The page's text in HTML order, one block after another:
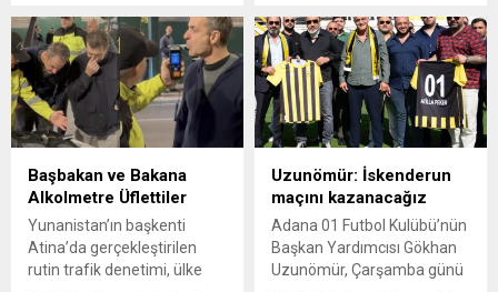
Zeki Kıvanç, Meclis Divanı
Başkan Yardımcısı İsmail
Yağmur, Meclis Divanı Katip
Üyesi Erman Onatça,
Yönetim Kurulu Başkan
Yardımcısı Erdoğan Şire,
Yönetim Kurulu Sayman
Üyesi İmam Gazali Hıradağı,
Abdullah Özdiler, Hulusi
Akkoç, İsa Tuzcu, Orhan
Murat...
değerlendiren bir kitap
kaleme aldı. İki ülke
arasındaki ilişkinin
neredeyse 500 yıllık bir
geçmişe sahip olduğunu
vurgulayan Prof. Dr.
Küçükcan kitabın ön
sözünde şu ifadelere yer
verdi: “2025 yılında Türkiye
ve Endonezya...
Başbakan ve Bakana
Alkolmetre Üflettiler
Yunanistan’ın başkenti
Atina’da gerçekleştirilen
rutin trafik denetimi, ülke
Uzunömür: İskenderun
maçını kazanacağız
Adana 01 Futbol Kulübü’nün
Başkan Yardımcısı Gökhan
Uzunömür, Çarşamba günü